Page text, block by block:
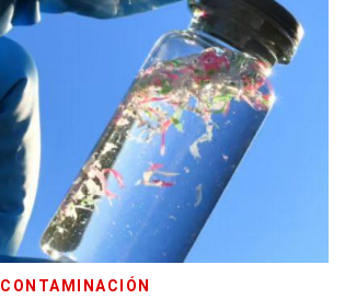
CONTAMINACIÓN